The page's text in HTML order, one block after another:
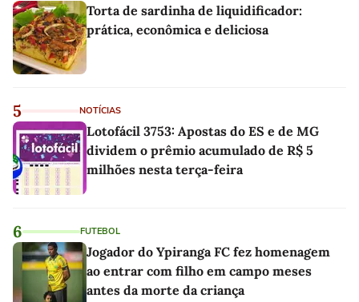
Torta de sardinha de liquidificador:
prática, econômica e deliciosa
5 NOTÍCIAS
Lotofácil 3753: Apostas do ES e de MG
dividem o prêmio acumulado de R$ 5
milhões nesta terça-feira
6 FUTEBOL
Jogador do Ypiranga FC fez homenagem
ao entrar com filho em campo meses
antes da morte da criança